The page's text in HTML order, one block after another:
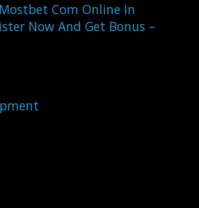
Com Online In
Now And Get Bonus –